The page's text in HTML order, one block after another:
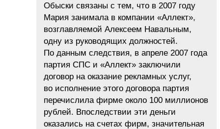
Обыски связаны с тем, что в 2007 году
Мария занимала в компании «Аллект»,
возглавляемой Алексеем Навальным,
одну из руководящих должностей.
По данным следствия, в апреле 2007 года
партия СПС и «Аллект» заключили
договор на оказание рекламных услуг,
во исполнение этого договора партия
перечислила фирме около 100 миллионов
рублей. Впоследствии эти деньги
оказались на счетах фирм, значительная